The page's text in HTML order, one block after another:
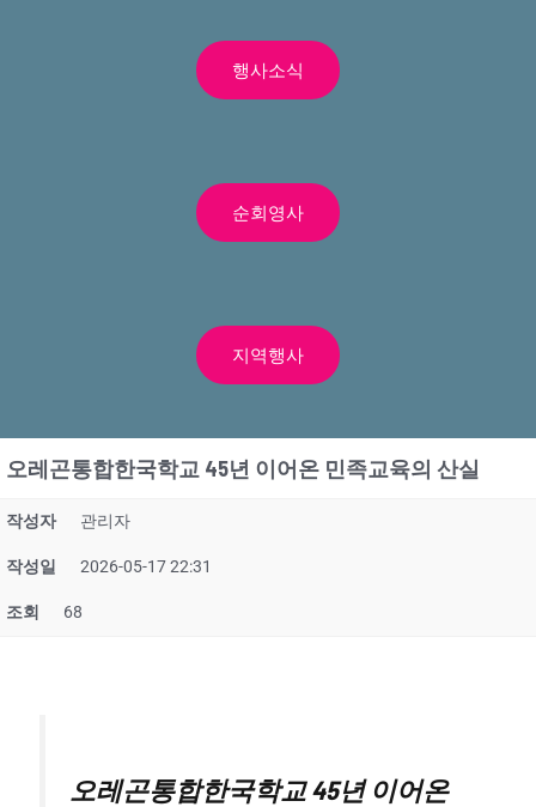
행사소식
순회영사
지역행사
오레곤통합한국학교 45년 이어온 민족교육의 산실
작성자 관리자
작성일 2026-05-17 22:31
조회 68
오레곤통합한국학교 45년 이어온